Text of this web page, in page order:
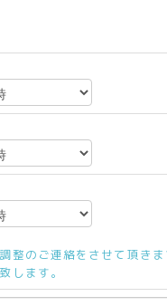
整のご連絡をさせて頂き
します。